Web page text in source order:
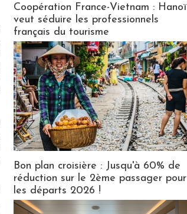
Coopération France-Vietnam : Hanoï
veut séduire les professionnels
français du tourisme
Bon plan croisière : Jusqu'à 60% de
réduction sur le 2ème passager pour
les départs 2026 !